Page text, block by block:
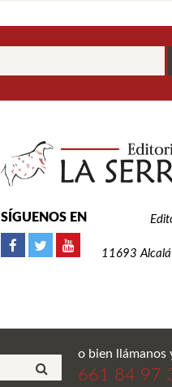
SÍGUENOS EN
11693 Alcalá
o bien llámanos
661 84 97